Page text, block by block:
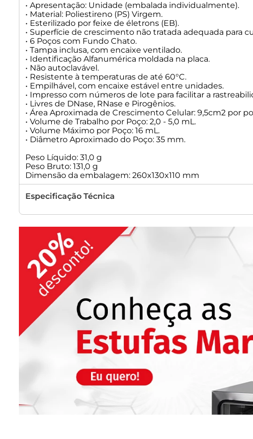
• Apresentação: Unidade (embalada individualmente).
• Material: Poliestireno (PS) Virgem.
• Esterilizado por feixe de életrons (EB).
• Superfície de crescimento não tratada adequada para
• 6 Poços com Fundo Chato.
• Tampa inclusa, com encaixe ventilado.
• Identificação Alfanumérica moldada na placa.
• Não autoclavável.
• Resistente à temperaturas de até 60°C.
• Empilhável, com encaixe estável entre unidades.
• Impresso com números de lote para facilitar a
• Livres de DNase, RNase e Pirogênios.
• Área Aproximada de Crescimento Celular: 9,5cm2 por
• Volume de Trabalho por Poço: 2,0 - 5,0 mL.
• Volume Máximo por Poço: 16 mL.
• Diâmetro Aproximado do Poço: 35 mm.
Peso Líquido: 31,0 g
Peso Bruto: 131,0 g
Dimensão da embalagem: 260x130x110 mm
Especificação Técnica